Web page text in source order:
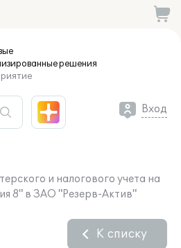
решения
Вход
и налогового учета на
8" в ЗАО "Резерв-Актив"
К списку